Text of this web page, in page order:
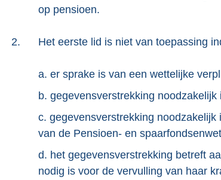
op pensioen.
2. Het eerste lid is niet van toepassing
a. er sprake is van een wettelijke
b. gegevensverstrekking
c. gegevensverstrekking
van de Pensioen- en
d. het gegevensverstrekking betreft
nodig is voor de vervulling van haar